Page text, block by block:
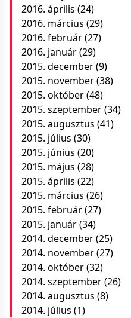
2016. április (24)
2016. március (29)
2016. február(27)
2016. január(29)
2015. december(9)
2015. november(38)
2015. október(48)
2015. szeptember(34)
2015. augusztus (41)
2015. július (30)
2015. június (20)
2015. május (28)
2015. április (22)
2015. március (26)
2015. február(27)
2015. január(34)
2014. december(25)
2014. november(27)
2014. október(32)
2014. szeptember(26)
2014. augusztus (8)
2014. július (1)